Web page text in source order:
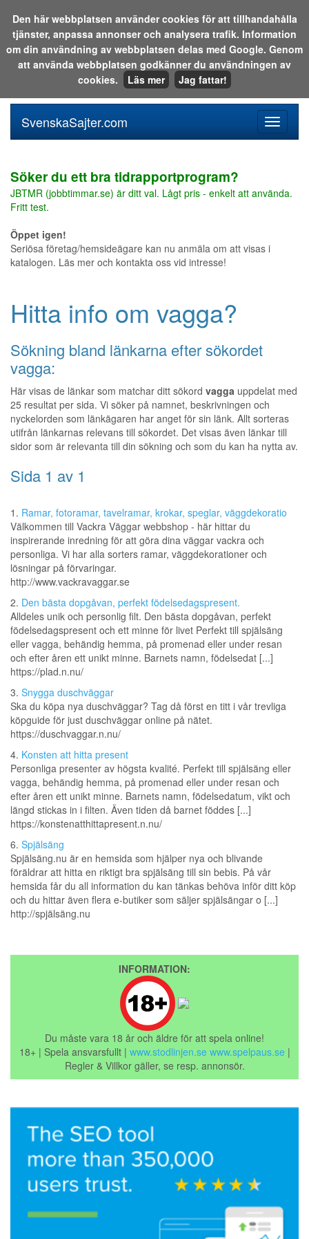
Sök i katalogen eller på webben:
meny
SvenskaSajter.com
Söker du ett bra tidrapportprogram?
JBTMR (jobbtimmar.se) är ditt val. Lågt pris - enkelt att använda.
Fritt test.
Öppet igen!
Seriösa företag/hemsideägare kan nu anmäla om att visas i
katalogen. Läs mer och kontakta oss vid intresse!
Hitta info om vagga?
Sökning bland länkarna efter sökordet
vagga:
Här visas de länkar som matchar ditt sökord vagga uppdelat med
25 resultat per sida. Vi söker på namnet, beskrivningen och
nyckelorden som länkägaren har anget för sin länk. Allt sorteras
utifrån länkarnas relevans till sökordet. Det visas även länkar till
sidor som är relevanta till din sökning och som du kan ha nytta av.
Sida 1 av 1
1. Ramar, fotoramar, tavelramar, krokar, speglar, väggdekoratio
Välkommen till Vackra Väggar webbshop - här hittar du
inspirerande inredning för att göra dina väggar vackra och
personliga. Vi har alla sorters ramar, väggdekorationer och
lösningar på förvaringar.
http://www.vackravaggar.se
2. Den bästa dopgåvan, perfekt födelsedagspresent.
Alldeles unik och personlig filt. Den bästa dopgåvan, perfekt
födelsedagspresent och ett minne för livet Perfekt till spjälsäng
eller vagga, behändig hemma, på promenad eller under resan
och efter åren ett unikt minne. Barnets namn, födelsedat [...]
https://plad.n.nu/
3. Snygga duschväggar
Ska du köpa nya duschväggar? Tag då först en titt i vår trevliga
köpguide för just duschväggar online på nätet.
https://duschvaggar.n.nu/
4. Konsten att hitta present
Personliga presenter av högsta kvalité. Perfekt till spjälsäng eller
vagga, behändig hemma, på promenad eller under resan och
efter åren ett unikt minne. Barnets namn, födelsedatum, vikt och
längd stickas in i filten. Även tiden då barnet föddes [...]
https://konstenatthittapresent.n.nu/
6. Spjälsäng
Spjälsäng.nu är en hemsida som hjälper nya och blivande
föräldrar att hitta en riktigt bra spjälsäng till sin bebis. På vår
hemsida får du all information du kan tänkas behöva inför ditt köp
och du hittar även flera e-butiker som säljer spjälsängar o [...]
http://spjälsäng.nu
INFORMATION:
Du måste vara 18 år och äldre för att spela online!
18+ | Spela ansvarsfullt | www.stodlinjen.se www.spelpaus.se |
Regler & Villkor gäller, se resp. annonsör.
Den här webbplatsen använder cookies för att tillhandahålla
tjänster, anpassa annonser och analysera trafik. Information
om din användning av webbplatsen delas med Google. Genom
att använda webbplatsen godkänner du användningen av
cookies.
Läs mer Jag fattar!